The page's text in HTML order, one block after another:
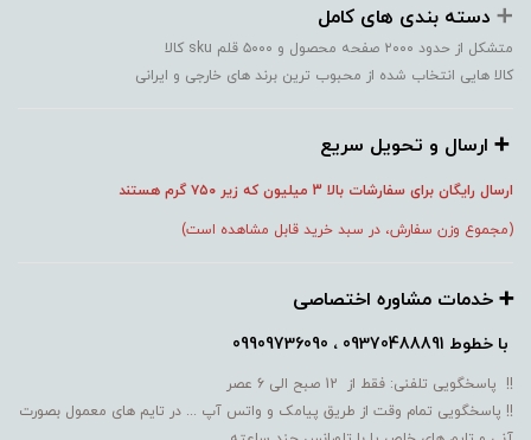
➕️ دسته بندی های کامل
متشکل از حدود ۲۰۰۰ صفحه محصول و ۵۰۰۰ قلم sku کالا
کالا هایی انتخاب شده از محبوب ترین برند های خارجی و ایرانی
➕️ ارسال و تحویل سریع
ارسال رایگان برای سفارشات بالا 3 میلیون که زیر ۷۵۰ گرم هستند
(مجموع وزن سفارش، در سبد خرید قابل مشاهده است)
➕️ خدمات مشاوره اختصاصی
با خطوط 09370488891 ، 09909736090
!! پاسخگویی تلفنی: فقط از 12 صبح الی 6 عصر
!! پاسخگویی تمام وقت از طریق پیامک و واتس آپ ... در تایم های معمول بصورت